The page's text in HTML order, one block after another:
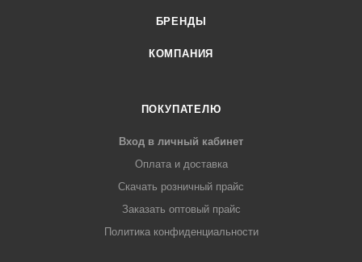
БРЕНДЫ
КОМПАНИЯ
ПОКУПАТЕЛЮ
Вход в личный кабинет
Оплата и доставка
Скачать розничный прайс
Заказать оптовый прайс
Политика конфиденциальности